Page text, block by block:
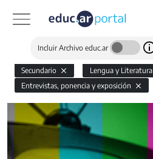
Incluir Archivo educ.ar
Secundario Lengua y Literatura
Entrevistas, ponencia y exposición